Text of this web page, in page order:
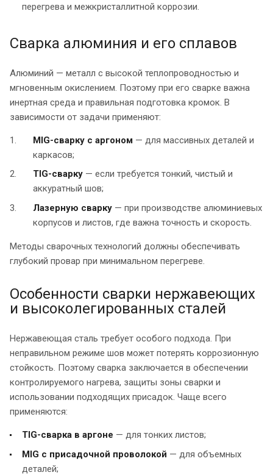
перегрева и межкристаллитной коррозии.
Сварка алюминия и его сплавов
Алюминий — металл с высокой теплопроводностью и
мгновенным окислением. Поэтому при его сварке важна
инертная среда и правильная подготовка кромок. В
зависимости от задачи применяют:
MIG-сварку с аргоном— для массивных деталей и
каркасов;
TIG-сварку— если требуется тонкий, чистый и
аккуратный шов;
Лазерную сварку— при производстве алюминиевых
корпусов и листов, где важна точность и скорость.
Методы сварочных технологий должны обеспечивать
глубокий провар при минимальном перегреве.
Особенности сварки нержавеющих
и высоколегированных сталей
Нержавеющая сталь требует особого подхода. При
неправильном режиме шов может потерять коррозионную
стойкость. Поэтому сварка заключается в обеспечении
контролируемого нагрева, защиты зоны сварки и
использовании подходящих присадок. Чаще всего
применяются:
TIG-сварка в аргоне — для тонких листов;
MIG с присадочной проволокой — для объемных
деталей;